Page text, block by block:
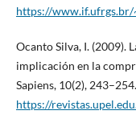
https://www.if.ufrgs.br/
Ocanto Silva, I. (2009).
implicación en la
Sapiens, 10(2), 243–254.
https://